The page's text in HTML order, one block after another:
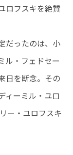
ロフスキを絶賛
だったのは、小
ル・フェドセー
日を断念。その
ィーミル・ユロ
ー・ユロフスキ